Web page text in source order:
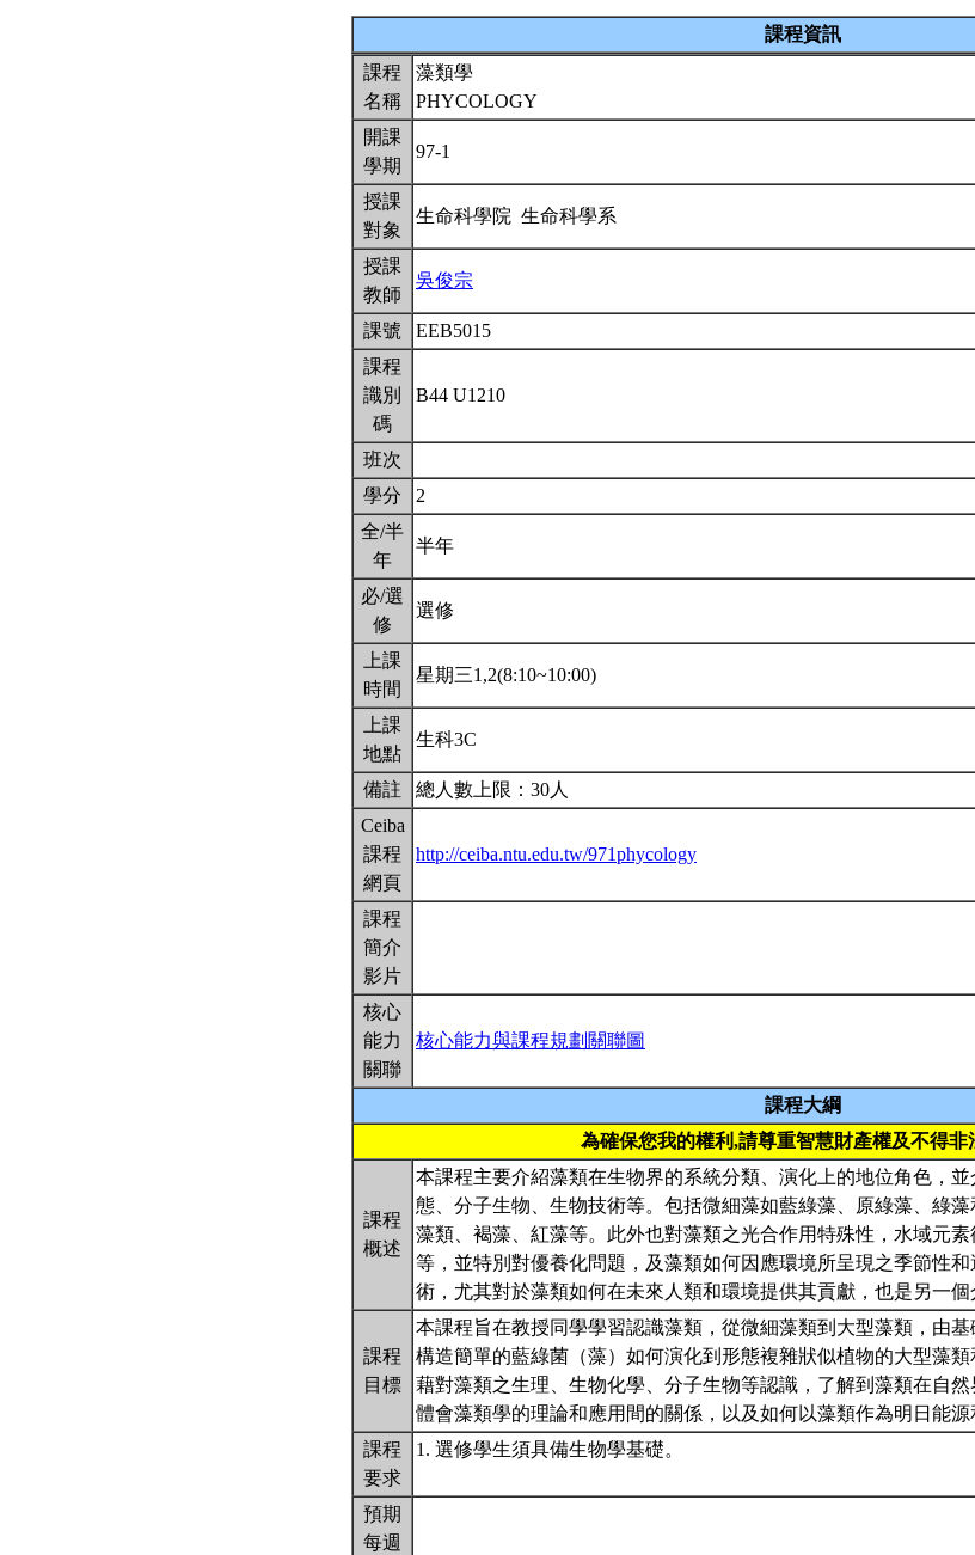
課程資訊
課程
名稱
藻類學
PHYCOLOGY
開課
學期
97-1
授課
對象
生命科學院 生命科學系
授課
教師
吳俊宗
課號
EEB5015
課程
識別
碼
B44 U1210
班次
學分
2
全/半
年
半年
必/選
修
選修
上課
時間
星期三1,2(8:10~10:00)
上課
地點
生科3C
備註
總人數上限：30人
Ceiba
課程
網頁
http://ceiba.ntu.edu.tw/971phycology
課程
簡介
影片
核心
能力
關聯
核心能力與課程規劃關聯圖
課程大綱
為確保您我的權利,請尊重智慧財產權及不得非
課程
概述
本課程主要介紹藻類在生物界的系統分類、演化上的地位角色，
態、分子生物、生物技術等。包括微細藻如藍綠藻、原綠藻、綠
藻類、褐藻、紅藻等。此外也對藻類之光合作用特殊性，水域元
等，並特別對優養化問題，及藻類如何因應環境所呈現之季節性
術，尤其對於藻類如何在未來人類和環境提供其貢獻，也是另一個
課程
目標
本課程旨在教授同學學習認識藻類，從微細藻類到大型藻類，由
構造簡單的藍綠菌（藻）如何演化到形態複雜狀似植物的大型藻
藉對藻類之生理、生物化學、分子生物等認識，了解到藻類在自
體會藻類學的理論和應用間的關係，以及如何以藻類作為明日能源
課程
要求
1. 選修學生須具備生物學基礎。
預期
每週